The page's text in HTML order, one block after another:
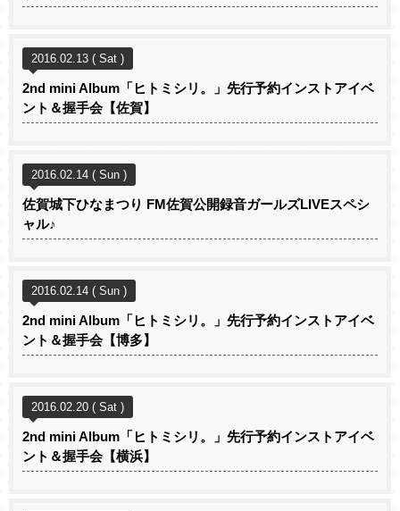
2016.02.13 ( Sat )
2nd mini Album「ヒトミシリ。」先行予約インストアイベ
ント＆握手会【佐賀】
2016.02.14 ( Sun )
佐賀城下ひなまつり FM佐賀公開録音ガールズLIVEスペシ
ャル♪
2016.02.14 ( Sun )
2nd mini Album「ヒトミシリ。」先行予約インストアイベ
ント＆握手会【博多】
2016.02.20 ( Sat )
2nd mini Album「ヒトミシリ。」先行予約インストアイベ
ント＆握手会【横浜】